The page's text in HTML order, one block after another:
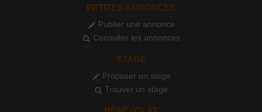
PETITES ANNONCES
Publier une annonce
Consulter les annonces
STAGE
Proposer un stage
Trouver un stage